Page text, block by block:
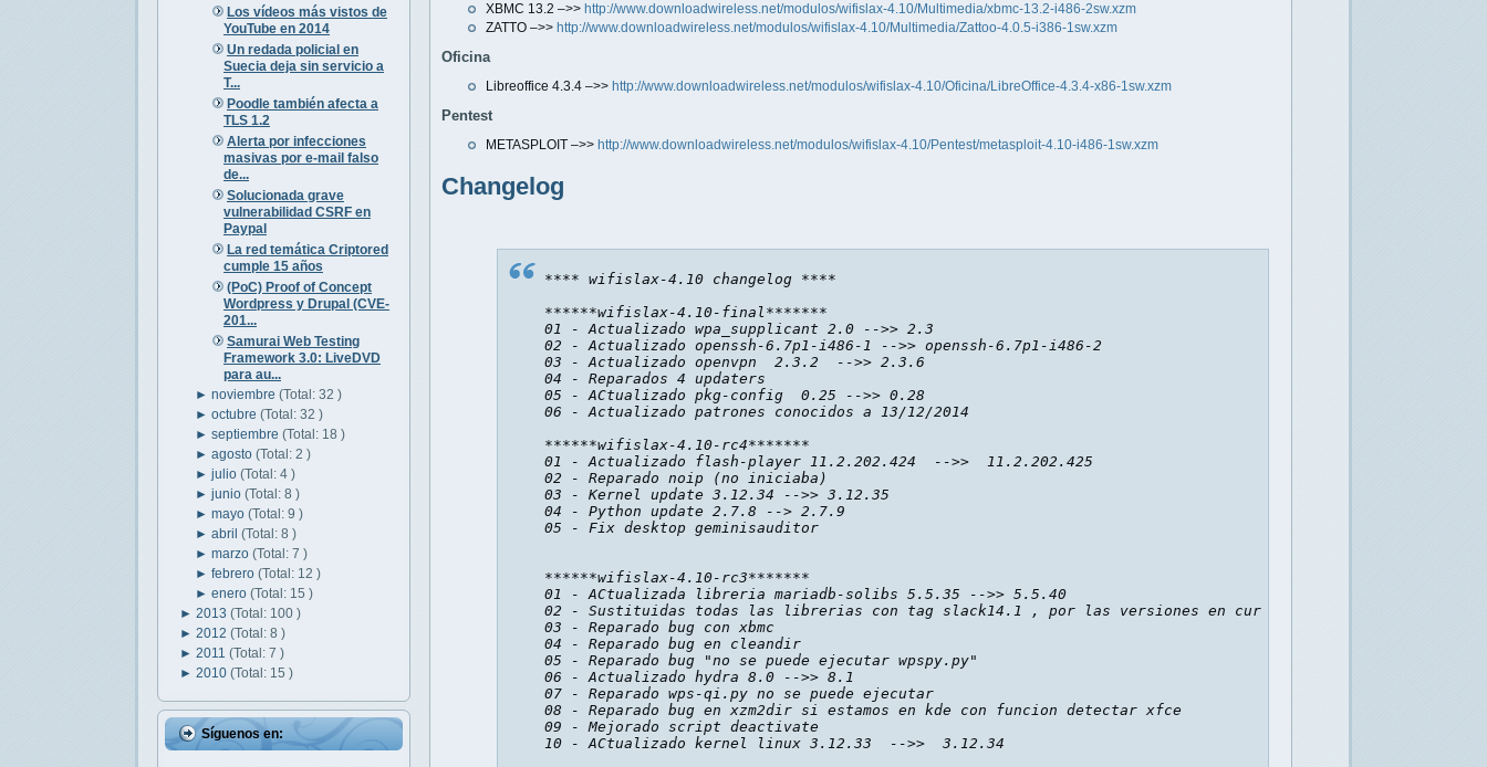
Los vídeos más vistos de
YouTube en 2014
Un redada policial en
Suecia deja sin servicio a
T...
Poodle también afecta a
TLS 1.2
Alerta por infecciones
masivas por e-mail falso
de...
Solucionada grave
vulnerabilidad CSRF en
Paypal
La red temática Criptored
cumple 15 años
(PoC) Proof of Concept
Wordpress y Drupal (CVE-
201...
Samurai Web Testing
Framework 3.0: LiveDVD
para au...
►noviembre(Total: 32 )
►octubre(Total: 32 )
►septiembre(Total: 18 )
►agosto(Total: 2 )
►julio(Total: 4 )
►junio(Total: 8 )
►mayo(Total: 9 )
►abril(Total: 8 )
►marzo(Total: 7 )
►febrero(Total: 12 )
►enero(Total: 15 )
► 2013 (Total: 100 )
► 2012 (Total: 8 )
► 2011 (Total: 7 )
► 2010 (Total: 15 )
Síguenos en:
XBMC 13.2 –>> http://www.downloadwireless.net/modulos/wifislax-4.10/Multimedia/xbmc-13.2-i486-2sw.xzm
ZATTO –>> http://www.downloadwireless.net/modulos/wifislax-4.10/Multimedia/Zattoo-4.0.5-i386-1sw.xzm
Oficina
Libreoffice 4.3.4 –>> http://www.downloadwireless.net/modulos/wifislax-4.10/Oficina/LibreOffice-4.3.4-x86-1sw.xzm
Pentest
METASPLOIT –>> http://www.downloadwireless.net/modulos/wifislax-4.10/Pentest/metasploit-4.10-i486-1sw.xzm
Changelog
**** wifislax-4.10 changelog ****
******wifislax-4.10-final*******
01 - Actualizado wpa_supplicant 2.0 -->> 2.3
02 - Actualizado openssh-6.7p1-i486-1 -->> openssh-6.7p1-i486-2
03 - Actualizado openvpn  2.3.2  -->> 2.3.6
04 - Reparados 4 updaters
05 - ACtualizado pkg-config  0.25 -->> 0.28
06 - Actualizado patrones conocidos a 13/12/2014
******wifislax-4.10-rc4*******
01 - Actualizado flash-player 11.2.202.424  -->>  11.2.202.425
02 - Reparado noip (no iniciaba)
03 - Kernel update 3.12.34 -->> 3.12.35
04 - Python update 2.7.8 --> 2.7.9
05 - Fix desktop geminisauditor
******wifislax-4.10-rc3*******
01 - ACtualizada libreria mariadb-solibs 5.5.35 -->> 5.5.40
02 - Sustituidas todas las librerias con tag slack14.1 , por las versiones en current
03 - Reparado bug con xbmc
04 - Reparado bug en cleandir
05 - Reparado bug "no se puede ejecutar wpspy.py"
06 - Actualizado hydra 8.0 -->> 8.1
07 - Reparado wps-qi.py no se puede ejecutar
08 - Reparado bug en xzm2dir si estamos en kde con funcion detectar xfce
09 - Mejorado script deactivate
10 - ACtualizado kernel linux 3.12.33  -->>  3.12.34